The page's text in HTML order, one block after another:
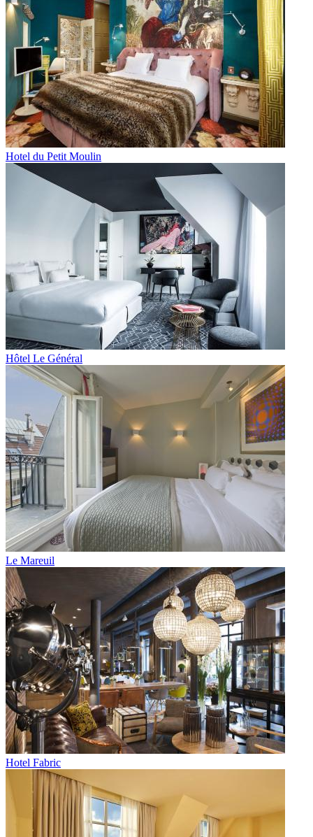
Hotel du Petit Moulin
Hôtel Le Général
Le Mareuil
Hotel Fabric